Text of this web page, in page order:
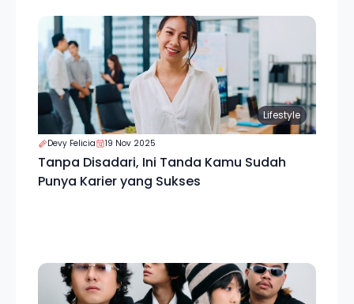
Lifestyle
Devy Felicia 19 Nov 2025
Tanpa Disadari, Ini Tanda Kamu Sudah
Punya Karier yang Sukses